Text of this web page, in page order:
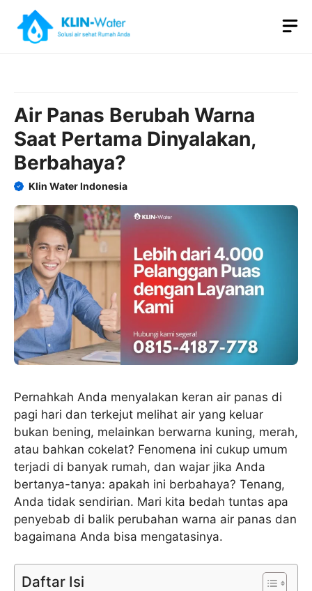
content
Air Panas Berubah Warna
Saat Pertama Dinyalakan,
Berbahaya?
Klin Water Indonesia
Pernahkah Anda menyalakan keran air panas di
pagi hari dan terkejut melihat air yang keluar
bukan bening, melainkan berwarna kuning, merah,
atau bahkan cokelat? Fenomena ini cukup umum
terjadi di banyak rumah, dan wajar jika Anda
bertanya-tanya: apakah ini berbahaya? Tenang,
Anda tidak sendirian. Mari kita bedah tuntas apa
penyebab di balik perubahan warna air panas dan
bagaimana Anda bisa mengatasinya.
Daftar Isi